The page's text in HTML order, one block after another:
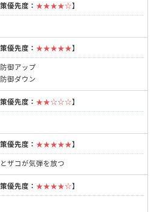
優先度： ★★★★☆】
優先度： ★★★★★】
御アップ
御ダウン
優先度： ★★☆☆☆】
優先度： ★★★★★】
ザコが気弾を放つ
優先度： ★★★★☆】